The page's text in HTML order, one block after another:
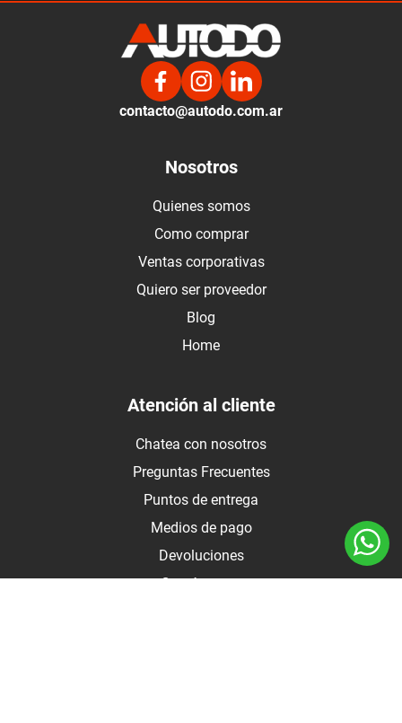
contacto@autodo.com.ar
Nosotros
Quienes somos
Como comprar
Ventas corporativas
Quiero ser proveedor
Blog
Home
Atención al cliente
Chatea con nosotros
Preguntas Frecuentes
Puntos de entrega
Medios de pago
Devoluciones
Contáctanos